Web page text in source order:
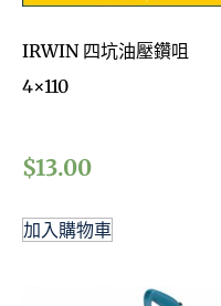
IRWIN 四坑油壓鑽咀
4×110
$13.00
加入購物車